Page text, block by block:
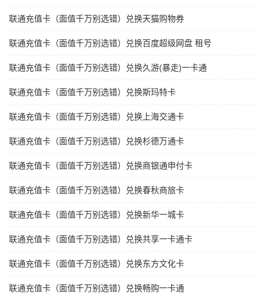
联通充值卡（面值千万别选错）兑换天猫购物券
联通充值卡（面值千万别选错）兑换百度超级网盘 租号
联通充值卡（面值千万别选错）兑换久游(暴走)一卡通
联通充值卡（面值千万别选错）兑换斯玛特卡
联通充值卡（面值千万别选错）兑换上海交通卡
联通充值卡（面值千万别选错）兑换杉德万通卡
联通充值卡（面值千万别选错）兑换商银通申付卡
联通充值卡（面值千万别选错）兑换春秋商旅卡
联通充值卡（面值千万别选错）兑换新华一城卡
联通充值卡（面值千万别选错）兑换共享一卡通卡
联通充值卡（面值千万别选错）兑换东方文化卡
联通充值卡（面值千万别选错）兑换畅购一卡通